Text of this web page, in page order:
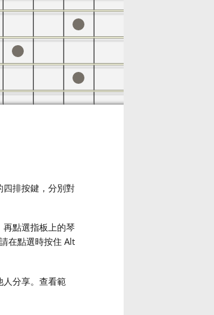
排按鍵，分別對
點選指板上的琴
在點選時按住 Alt
分享。查看範